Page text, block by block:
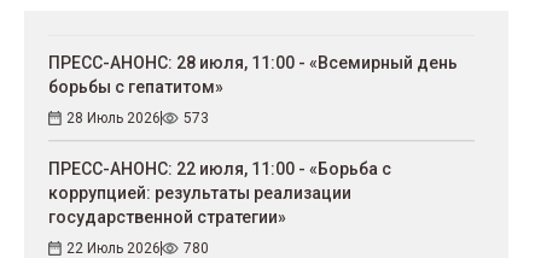
ПРЕСС-АНОНС: 28 июля, 11:00 - «Всемирный день
борьбы с гепатитом»
28 Июль 2026 573
ПРЕСС-АНОНС: 22 июля, 11:00 - «Борьба с
коррупцией: результаты реализации
государственной стратегии»
22 Июль 2026 780